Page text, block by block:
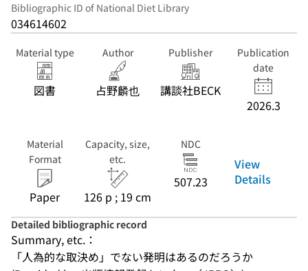
Bibliographic ID of National Diet Library
034614602
Material type
図書
Author
占野麟也
Publisher
講談社BECK
Publication
date
2026.3
Material
Format
Paper
Capacity, size,
etc.
126 p ; 19 cm
NDC
507.23
View
Details
Detailed bibliographic record
Summary, etc.：
「人為的な取決め」でない発明はあるのだろうか